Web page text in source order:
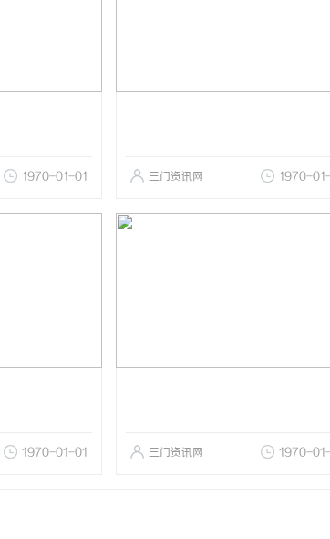
1970-01-01 三门资讯网 1970-
1970-01-01 三门资讯网 1970-